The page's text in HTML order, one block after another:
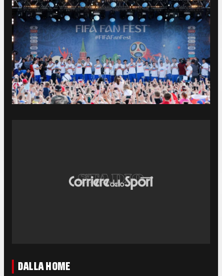
DALLA HOME